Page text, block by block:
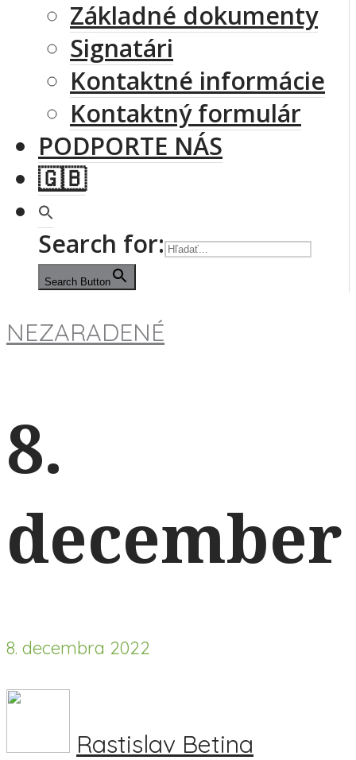
Základné dokumenty
Signatári
Kontaktné informácie
Kontaktný formulár
PODPORTE NÁS
🇬🇧
Search for:
Search Button
NEZARADENÉ
8.
december
8. decembra 2022
Rastislav Betina